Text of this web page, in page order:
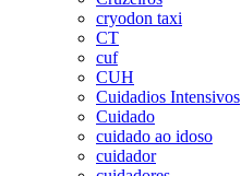
cryodon taxi
CT
cuf
CUH
Cuidadios Intensivos
Cuidado
cuidado ao idoso
cuidador